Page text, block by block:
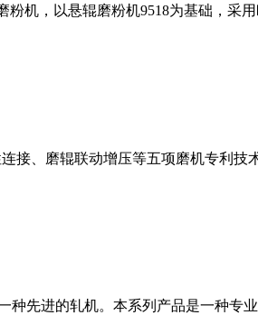
机，以悬辊磨粉机9518为基础，采
接、磨辊联动增压等五项磨机专利技
种先进的轧机。本系列产品是一种专